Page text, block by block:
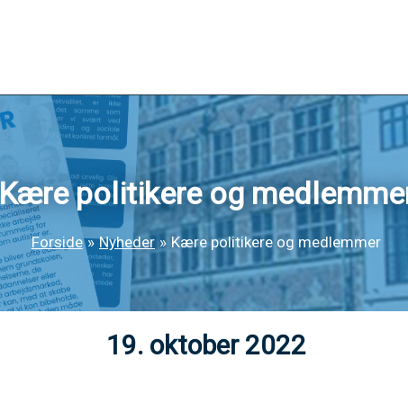
Kære politikere og
Forside Nyheder Kære politikere og medlemmer
19. oktober 2022